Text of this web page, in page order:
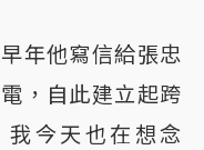
年他寫信給張忠
，自此建立起跨
今天也在想念